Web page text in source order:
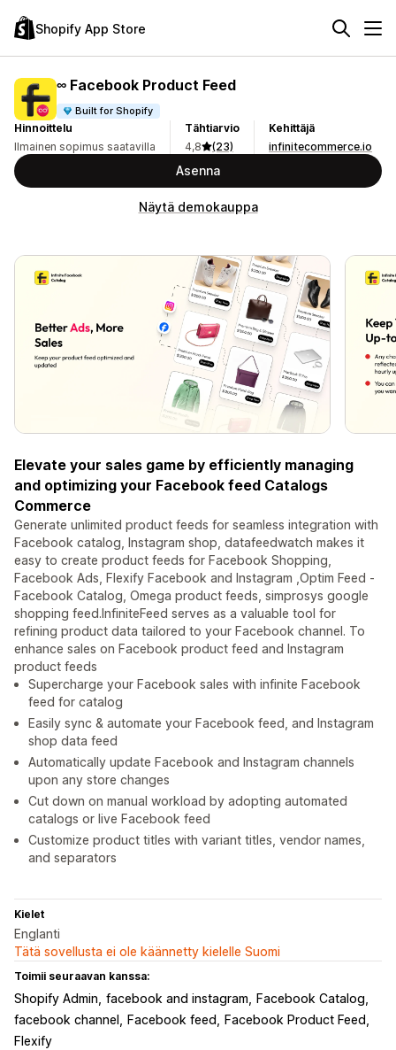
Shopify App Store
∞ Facebook Product Feed
Built for Shopify
Hinnoittelu
Ilmainen sopimus saatavilla
Tähtiarvio
4,8
(23)
Kehittäjä
infinitecommerce.io
Asenna
Näytä demokauppa
Elevate your sales game by efficiently managing
and optimizing your Facebook feed Catalogs
Commerce
Generate unlimited product feeds for seamless integration with
Facebook catalog, Instagram shop, datafeedwatch makes it
easy to create product feeds for Facebook Shopping,
Facebook Ads, Flexify Facebook and Instagram ,Optim Feed ‑
Facebook Catalog, Omega product feeds, simprosys google
shopping feed.InfiniteFeed serves as a valuable tool for
refining product data tailored to your Facebook channel. To
enhance sales on Facebook product feed and Instagram
product feeds
Supercharge your Facebook sales with infinite Facebook
feed for catalog
Easily sync & automate your Facebook feed, and Instagram
shop data feed
Automatically update Facebook and Instagram channels
upon any store changes
Cut down on manual workload by adopting automated
catalogs or live Facebook feed
Customize product titles with variant titles, vendor names,
and separators
Kielet
Englanti
Tätä sovellusta ei ole käännetty kielelle Suomi
Toimii seuraavan kanssa:
Shopify Admin facebook and instagram
Facebook Catalog
facebook channel
Facebook feed
Facebook Product Feed
Flexify